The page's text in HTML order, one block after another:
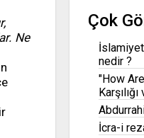
Ne
Çok
nedir ?
"How
İcra-i